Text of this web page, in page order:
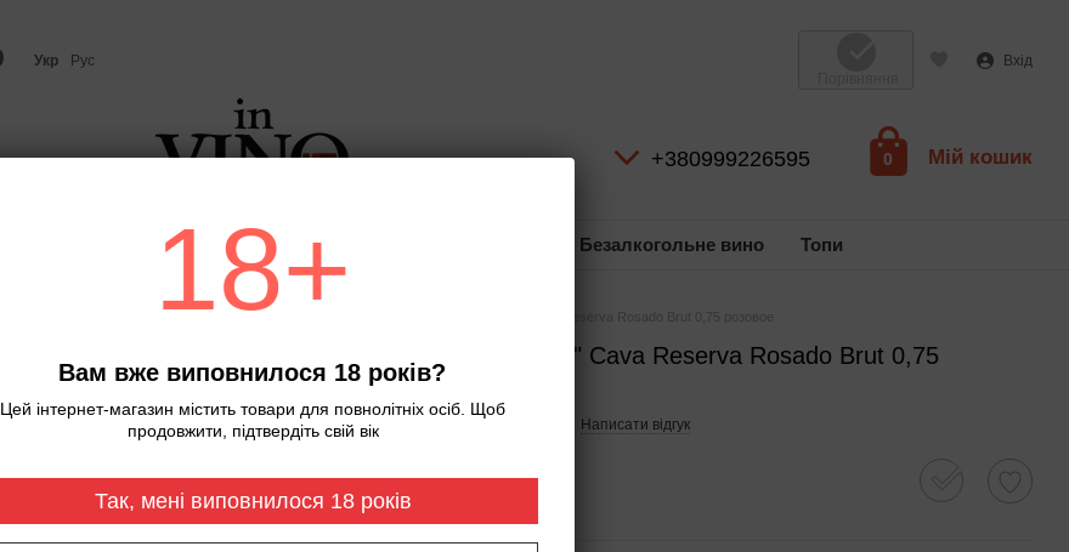
Укр
Рус
Вхід
+380999226595 0 Мій кошик
Ігристе вино та шампанське Віскі Безалкогольне вино Топи
Игристое.Bonaval. "Extrem" Cava Reserva Rosado Brut 0,75 розовое
Игристое.Bonaval. "Extrem" Cava Reserva Rosado Brut 0,75
розовое
Немає в наявності Написати відгук
385 грн
18+
Вам вже виповнилося 18 років?
Цей інтернет-магазин містить товари для повнолітніх осіб. Щоб
продовжити, підтвердіть свій вік
Так, мені виповнилося 18 років